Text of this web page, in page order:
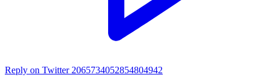
Reply on Twitter 2065734052854804942